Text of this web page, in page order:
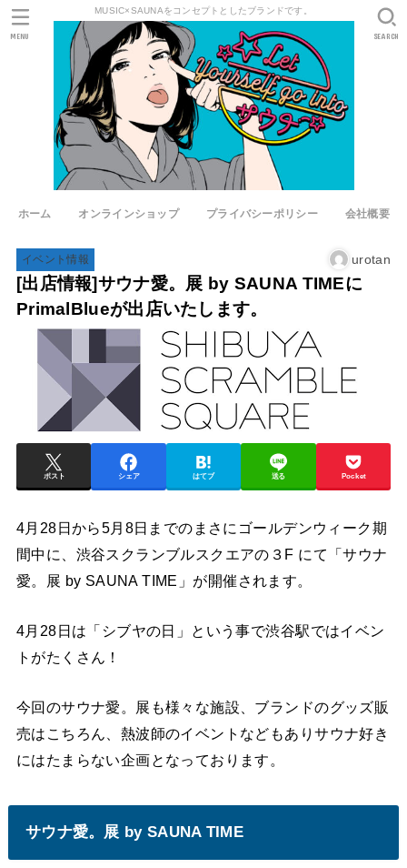
MUSIC×SAUNAをコンセプトとしたブランドです。
ホーム オンラインショップ プライバシーポリシー 会社概要
SEARCH
MENU
イベント情報 urotan
[出店情報]サウナ愛。展 by SAUNA TIMEに
PrimalBlueが出店いたします。
ポスト シェア はてブ 送る Pocket
4月28日から5月8日までのまさにゴールデンウィーク期
間中に、渋谷スクランブルスクエアの３F にて「サウナ
愛。展 by SAUNA TIME」が開催されます。
4月28日は「シブヤの日」という事で渋谷駅ではイベン
トがたくさん！
今回のサウナ愛。展も様々な施設、ブランドのグッズ販
売はこちろん、熱波師のイベントなどもありサウナ好き
にはたまらない企画となっております。
サウナ愛。展 by SAUNA TIME